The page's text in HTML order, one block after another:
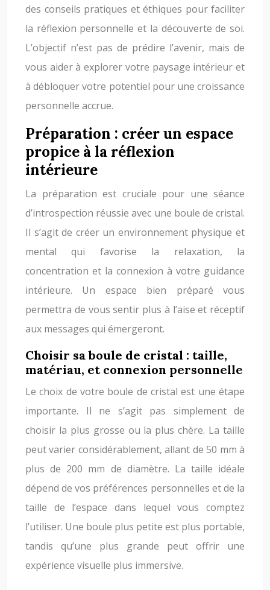
des conseils pratiques et éthiques pour faciliter
la réflexion personnelle et la découverte de soi.
L’objectif n’est pas de prédire l’avenir, mais de
vous aider à explorer votre paysage intérieur et
à débloquer votre potentiel pour une croissance
personnelle accrue.
Préparation : créer un espace
propice à la réflexion
intérieure
La préparation est cruciale pour une séance
d’introspection réussie avec une boule de cristal.
Il s’agit de créer un environnement physique et
mental qui favorise la relaxation, la
concentration et la connexion à votre guidance
intérieure. Un espace bien préparé vous
permettra de vous sentir plus à l’aise et réceptif
aux messages qui émergeront.
Choisir sa boule de cristal : taille,
matériau, et connexion personnelle
Le choix de votre boule de cristal est une étape
importante. Il ne s’agit pas simplement de
choisir la plus grosse ou la plus chère. La taille
peut varier considérablement, allant de 50 mm à
plus de 200 mm de diamètre. La taille idéale
dépend de vos préférences personnelles et de la
taille de l’espace dans lequel vous comptez
l’utiliser. Une boule plus petite est plus portable,
tandis qu’une plus grande peut offrir une
expérience visuelle plus immersive.